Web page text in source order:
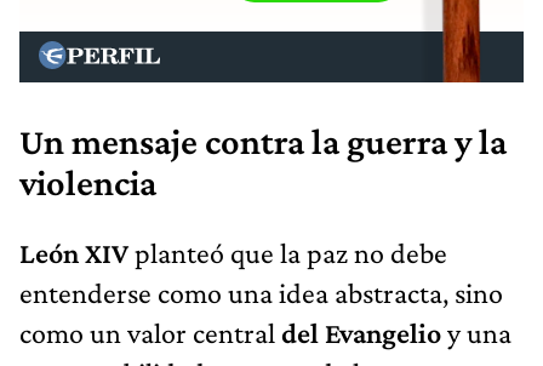
Un mensaje contra la guerra y la
violencia
León XIVplanteó que la paz no debe
entenderse como una idea abstracta, sino
como un valor central del Evangelioy una